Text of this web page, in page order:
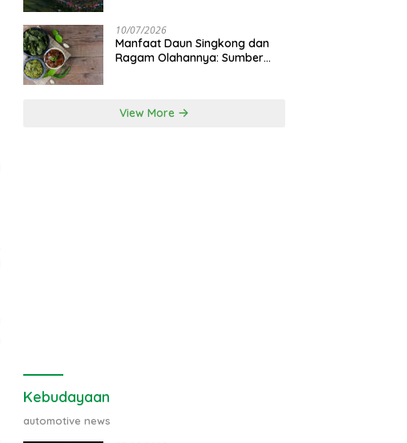
10/07/2026
Manfaat Daun Singkong dan
Ragam Olahannya: Sumber
View More
Kebudayaan
automotive news